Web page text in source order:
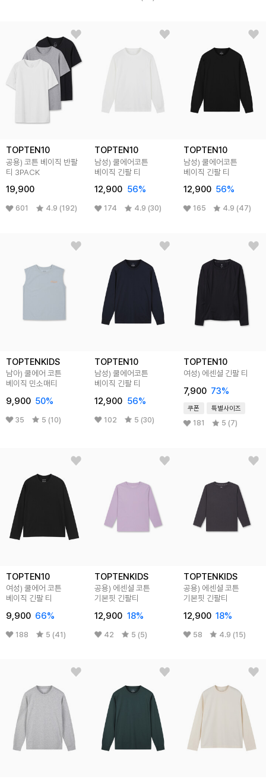
TOPTEN10
공용) 코튼 베이직 반팔
티 3PACK
19,900
601 4.9 (192)
TOPTEN10
남성) 쿨에어코튼
베이직 긴팔 티
12,900 56%
174 4.9 (30)
TOPTEN10
남성) 쿨에어코튼
베이직 긴팔 티
12,900 56%
165 4.9 (47)
TOPTENKIDS
남아) 쿨에어 코튼
베이직 민소매티
9,900 50%
35 5 (10)
TOPTEN10
남성) 쿨에어코튼
베이직 긴팔 티
12,900 56%
102 5 (30)
TOPTEN10
여성) 에센셜 긴팔 티
7,900 73%
쿠폰 특별사이즈
181 5 (7)
TOPTEN10
여성) 쿨에어 코튼
베이직 긴팔 티
9,900 66%
188 5 (41)
TOPTENKIDS
공용) 에센셜 코튼
기본핏 긴팔티
12,900 18%
42 5 (5)
TOPTENKIDS
공용) 에센셜 코튼
기본핏 긴팔티
12,900 18%
58 4.9 (15)